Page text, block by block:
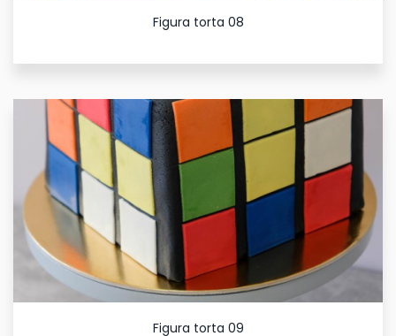
Figura torta 08
Figura torta 09